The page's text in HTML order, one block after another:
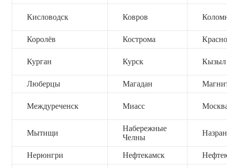
Кисловодск Ковров
Королёв Кострома
Курган Курск Кызыл
Люберцы Магадан
Междуреченск Миасс
Мытищи
Набережные
Челны
Нерюнгри Нефтекамск